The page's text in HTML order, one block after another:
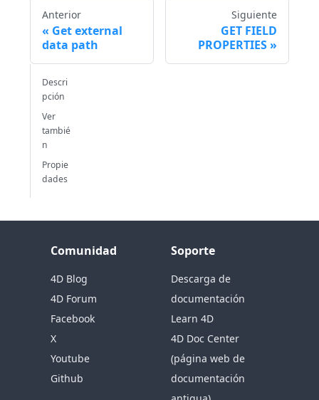
Anterior
Get external
data path
Siguiente
GET FIELD
PROPERTIES
Descri
pción
Ver
tambié
n
Propie
dades
Comunidad
4D Blog
4D Forum
Facebook
X
Youtube
Github
Soporte
Descarga de
documentación
Learn 4D
4D Doc Center
(página web de
documentación